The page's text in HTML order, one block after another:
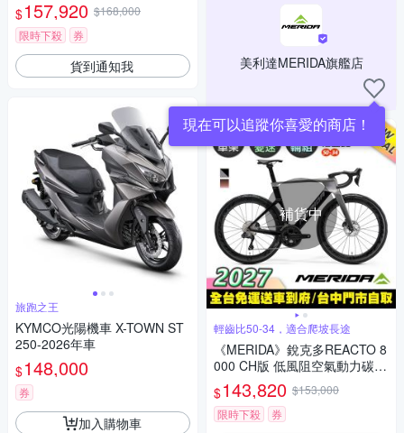
道/碎石路/競賽/單車/自行車/美
利達2026
$157,920 $168,000
限時下殺
券
貨到通知我
旅跑之王
KYMCO光陽機車 X-TOWN ST
250-2026年車
$148,000
券
加入購物車
美利達MERIDA旗艦店
現在可以追蹤你喜愛的商店！
補貨中
輕齒比50-34，適合爬坡長途
《MERIDA》銳克多REACTO 8
000 CH版 低風阻空氣動力碳纖
跑車 無附踏板/輕齒比50-34/碳
纖板輪/電變/第五代銳克多/公路
車/美利達2027
$143,820 $153,000
限時下殺
券